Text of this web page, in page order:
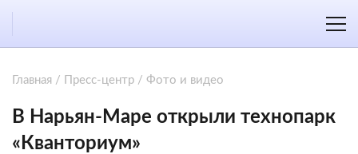
Главная / Пресс-центр / Фото и видео
В Нарьян-Маре открыли технопарк
«Кванториум»